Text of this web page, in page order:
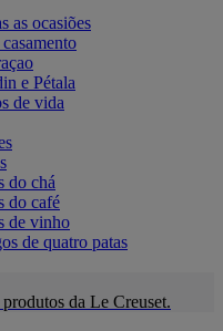
as ocasiões
e Pétala
de vida
do chá
do café
de vinho
de quatro patas
da Le Creuset.